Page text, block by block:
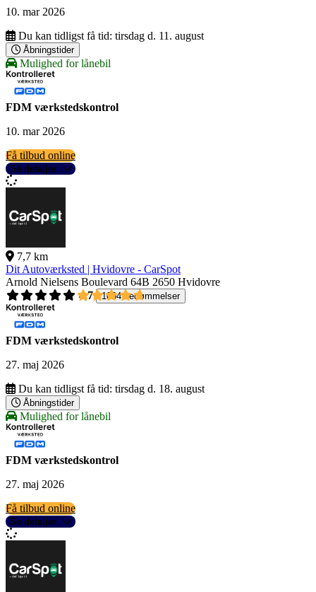
10. mar 2026
Du kan tidligst få tid: tirsdag d. 11. august
Åbningstider
Mulighed for lånebil
FDM værkstedskontrol
10. mar 2026
Få tilbud online
Se detaljer
7,7 km
Dit Autoværksted | Hvidovre - CarSpot
Arnold Nielsens Boulevard 64B 2650 Hvidovre
4,7
1004 bedømmelser
FDM værkstedskontrol
27. maj 2026
Du kan tidligst få tid: tirsdag d. 18. august
Åbningstider
Mulighed for lånebil
FDM værkstedskontrol
27. maj 2026
Få tilbud online
Se detaljer